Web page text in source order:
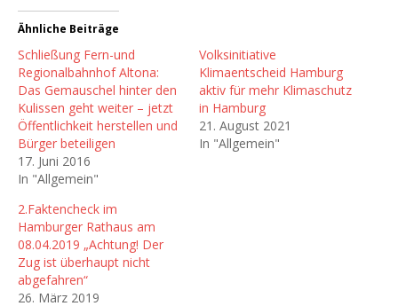
Ähnliche Beiträge
Schließung Fern-und
Regionalbahnhof Altona:
Das Gemauschel hinter den
Kulissen geht weiter – jetzt
Öffentlichkeit herstellen und
Bürger beteiligen
17. Juni 2016
In "Allgemein"
Volksinitiative
Klimaentscheid Hamburg
aktiv für mehr Klimaschutz
in Hamburg
21. August 2021
In "Allgemein"
2.Faktencheck im
Hamburger Rathaus am
08.04.2019 „Achtung! Der
Zug ist überhaupt nicht
abgefahren“
26. März 2019